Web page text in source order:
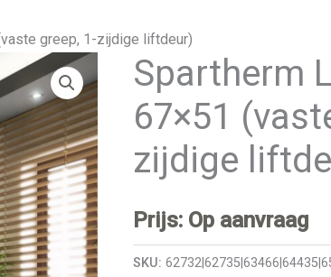
greep, 1-zijdige liftdeur)
Spartherm
67×51
zijdige
Prijs: Op aanvraag
SKU: